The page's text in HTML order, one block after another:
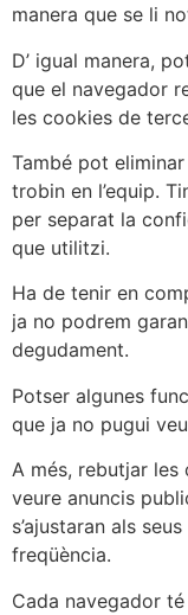
manera que se li
D’ igual manera,
que el navegador
les cookies de
També pot
trobin en l’equip.
per separat la
que utilitzi.
Ha de tenir en
ja no podrem
degudament.
Potser algunes
que ja no pugui
A més, rebutjar
veure anuncis
s’ajustaran als
freqüència.
Cada navegador